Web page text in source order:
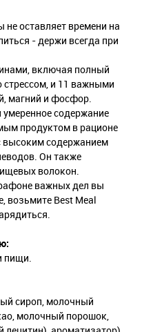
оставляет времени на
- держи всегда при
включая полный
стрессом, и 11 важными
магний и фосфор.
умеренное содержание
продуктом в рационе
высоким содержанием
Он также
волокон.
важных дел вы
возьмите Best Meal
пищи.
сироп, молочный
молочный порошок,